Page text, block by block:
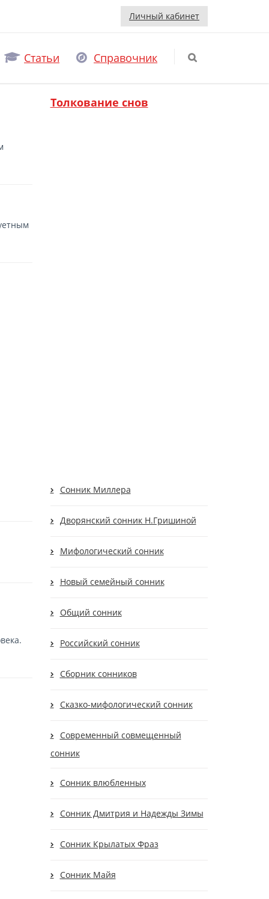
Личный кабинет
Статьи Справочник
Толкование снов
Cонник Миллера
Дворянский сонник Н.Гришиной
Мифологический сонник
Новый семейный сонник
Общий сонник
Российский сонник
Сборник сонников
Сказко-мифологический сонник
Современный совмещенный
сонник
Сонник влюбленных
Сонник Дмитрия и Надежды Зимы
Сонник Крылатых Фраз
Сонник Майя